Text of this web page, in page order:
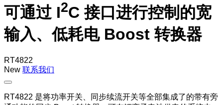
可通过 I2C 接口进行控制的宽
输入、低耗电 Boost 转换器
RT4822
New 联系我们
RT4822 是将功率开关、同步续流开关等全部集成了的带有旁